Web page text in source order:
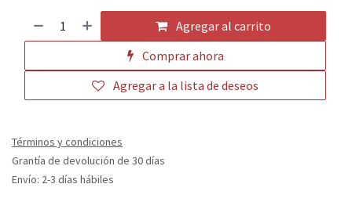
Agregar al carrito
Comprar ahora
Agregar a la lista de deseos
Términos y condiciones
Grantía de devolución de 30 días
Envío: 2-3 días hábiles